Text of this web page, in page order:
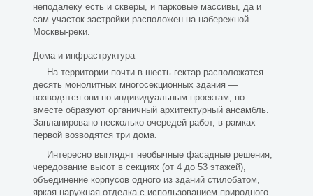
неподалеку есть и скверы, и парковые массивы, да и
сам участок застройки расположен на набережной
Москвы-реки.
Дома и инфраструктура
На территории почти в шесть гектар расположатся
десять монолитных многосекционных здания —
возводятся они по индивидуальным проектам, но
вместе образуют органичный архитектурный ансамбль.
Запланировано несколько очередей работ, в рамках
первой возводятся три дома.
Интересно выглядят необычные фасадные решения,
чередование высот в секциях (от 4 до 53 этажей),
объединение корпусов одного из зданий стилобатом,
яркая наружная отделка с использованием природного